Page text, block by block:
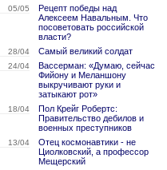
05/05
Рецепт победы над
Алексеем Навальным. Что
посоветовать российской
власти?
28/04 Самый великий солдат
24/04
Вассерман: «Думаю, сейчас
Фийону и Меланшону
выкручивают руки и
затыкают рот»
18/04
Пол Крейг Робертс:
Правительство дебилов и
военных преступников
13/04
Отец космонавтики - не
Циолковский, а профессор
Мещерский